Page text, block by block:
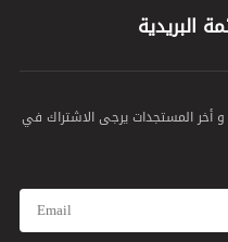
البريدية
و أخر المستجدات يرجى الاشتراك في